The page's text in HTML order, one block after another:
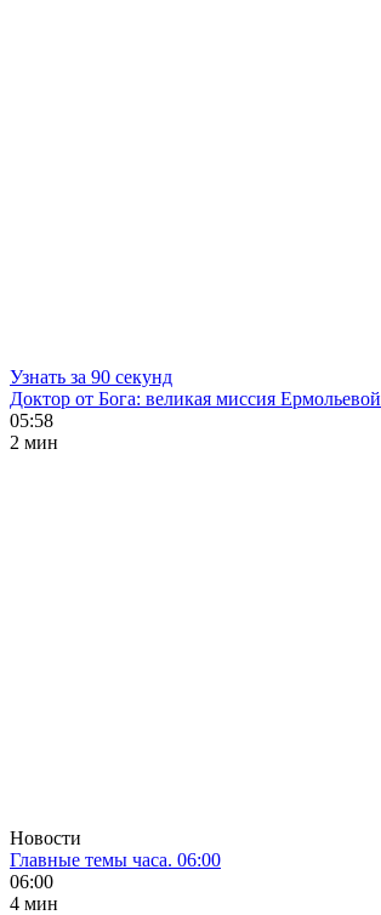
Узнать за 90 секунд
Доктор от Бога: великая миссия Ермольевой
05:58
2 мин
Новости
Главные темы часа. 06:00
06:00
4 мин